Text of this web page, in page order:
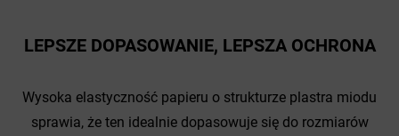
LEPSZE DOPASOWANIE, LEPSZA OCHRONA
Wysoka elastyczność papieru o strukturze plastra miodu
sprawia, że ten idealnie dopasowuje się do rozmiarów